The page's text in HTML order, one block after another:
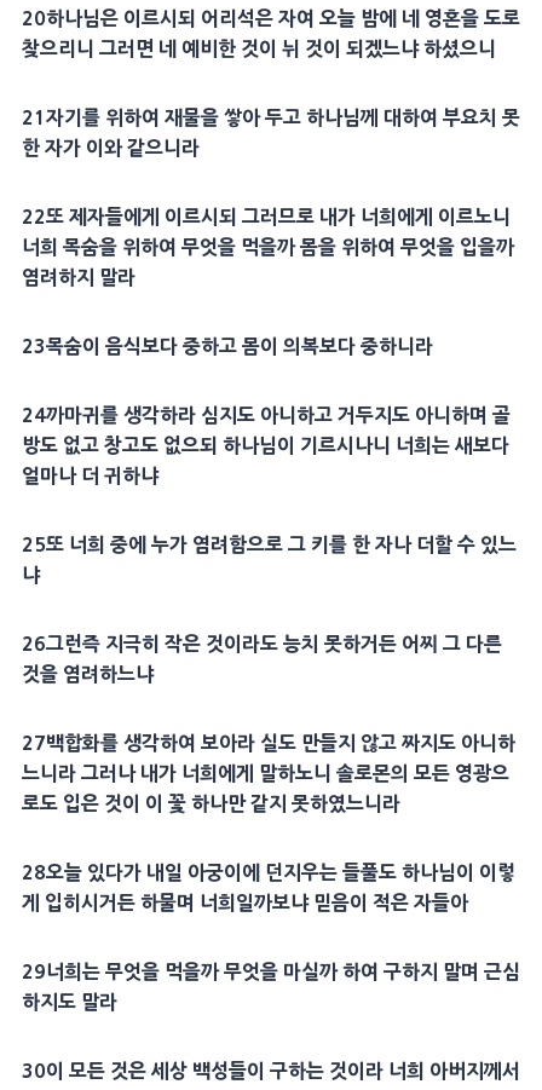
20하나님은 이르시되 어리석은 자여 오늘 밤에 네 영혼을 도로
찾으리니 그러면 네 예비한 것이 뉘 것이 되겠느냐 하셨으니
21 자기를 위하여 재물을 쌓아 두고 하나님께 대하여 부요치 못
한 자가 이와 같으니라
22또 제자들에게 이르시되 그러므로 내가 너희에게 이르노니
너희 목숨을 위하여 무엇을 먹을까몸을 위하여 무엇을 입을까
염려하지 말라
23목숨이 음식보다 중하고 몸이 의복보다 중하니라
24까마귀 를 생각하라 심지도 아니하고 거두지도 아니하며 골
방도 없고 창고도 없으되 하나님이 기르시나니 너희는 새보다
얼마나 더 귀하냐
25또 너희 중에 누가 염려함으로 그 키를 한 자나 더할 수 있느
냐
26그런즉 지극히 작은 것이라도 능치 못하거든 어찌 그 다른
것을 염려하느냐
27백합화를 생각하여 보아라 실도 만들지 않고 짜지도 아니하
느니라 그러나 내가 너희에게 말하노니 솔로몬의 모든 영광으
로도 입은 것이 이 꽃 하나만 같지 못하였느니라
28오늘 있다가 내일 아궁이에 던지우는 들풀도 하나님이 이렇
게 입히시거든 하물며 너희일까보냐 믿음이 적은 자들아
29너희는 무엇을 먹을까 무엇을 마실까 하여 구하지 말며 근심
하지도 말라
30이 모든 것은 세상백성들이 구하는 것이라 너희 아버지께서